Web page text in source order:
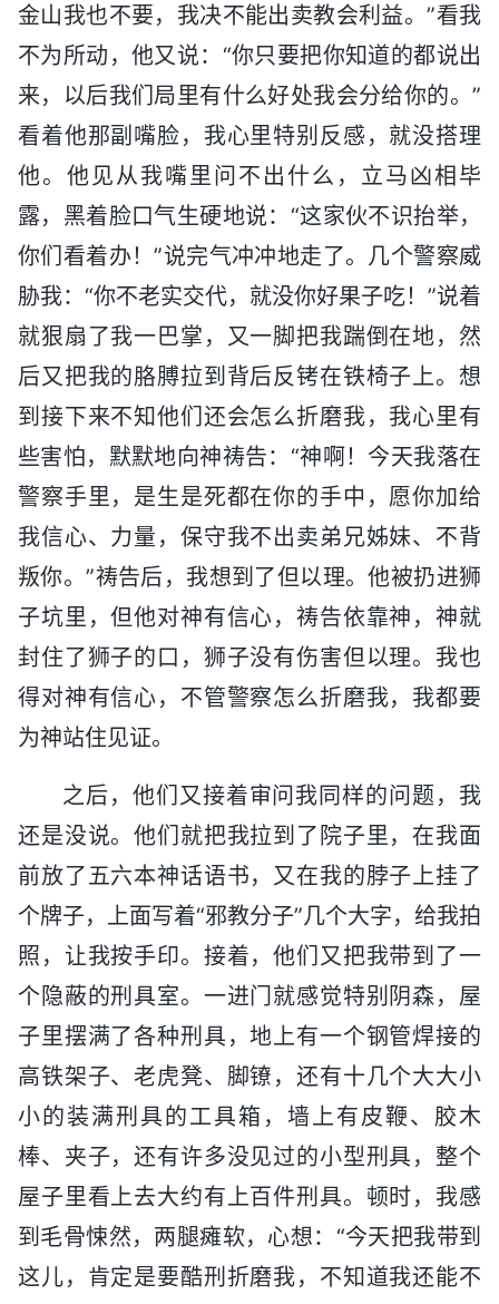
金山我也不要，我决不能出卖教会利益。”看我
不为所动，他又说：“你只要把你知道的都说出
来，以后我们局里有什么好处我会分给你的。”
看着他那副嘴脸，我心里特别反感，就没搭理
他。他见从我嘴里问不出什么，立马凶相毕
露，黑着脸口气生硬地说：“这家伙不识抬举，
你们看着办！”说完气冲冲地走了。几个警察威
胁我：“你不老实交代，就没你好果子吃！”说着
就狠扇了我一巴掌，又一脚把我踹倒在地，然
后又把我的胳膊拉到背后反铐在铁椅子上。想
到接下来不知他们还会怎么折磨我，我心里有
些害怕，默默地向神祷告：“神啊！今天我落在
警察手里，是生是死都在你的手中，愿你加给
我信心、力量，保守我不出卖弟兄姊妹、不背
叛你。”祷告后，我想到了但以理。他被扔进狮
子坑里，但他对神有信心，祷告依靠神，神就
封住了狮子的口，狮子没有伤害但以理。我也
得对神有信心，不管警察怎么折磨我，我都要
为神站住见证。
之后，他们又接着审问我同样的问题，我
还是没说。他们就把我拉到了院子里，在我面
前放了五六本神话语书，又在我的脖子上挂了
个牌子，上面写着“邪教分子”几个大字，给我拍
照，让我按手印。接着，他们又把我带到了一
个隐蔽的刑具室。一进门就感觉特别阴森，屋
子里摆满了各种刑具，地上有一个钢管焊接的
高铁架子、老虎凳、脚镣，还有十几个大大小
小的装满刑具的工具箱，墙上有皮鞭、胶木
棒、夹子，还有许多没见过的小型刑具，整个
屋子里看上去大约有上百件刑具。顿时，我感
到毛骨悚然，两腿瘫软，心想：“今天把我带到
这儿，肯定是要酷刑折磨我，不知道我还能不